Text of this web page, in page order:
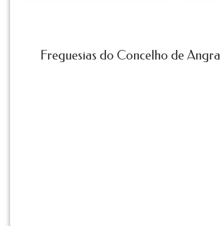
Freguesias do Concelho de Angra